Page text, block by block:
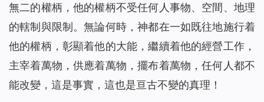
無二的權柄，他的權柄不受任何人事物、空間、地理
的轄制與限制。無論何時，神都在一如既往地施行着
他的權柄，彰顯着他的大能，繼續着他的經營工作，
主宰着萬物，供應着萬物，擺布着萬物，任何人都不
能改變，這是事實，這也是亘古不變的真理！